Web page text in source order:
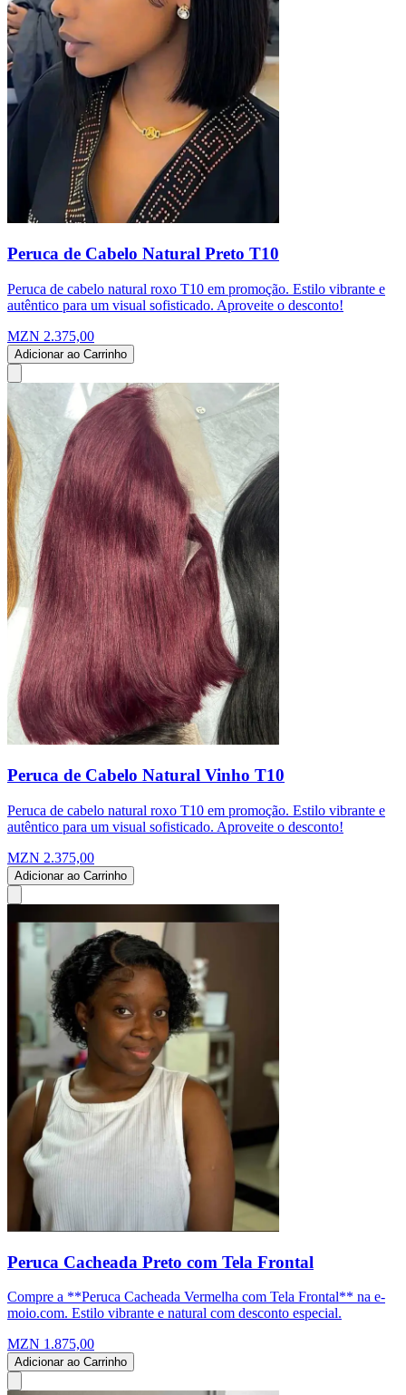
Peruca de Cabelo Natural Preto T10
Peruca de cabelo natural roxo T10 em promoção. Estilo vibrante e
autêntico para um visual sofisticado. Aproveite o desconto!
MZN 2.375,00
Adicionar ao Carrinho
Peruca de Cabelo Natural Vinho T10
Peruca de cabelo natural roxo T10 em promoção. Estilo vibrante e
autêntico para um visual sofisticado. Aproveite o desconto!
MZN 2.375,00
Adicionar ao Carrinho
Peruca Cacheada Preto com Tela Frontal
Compre a **Peruca Cacheada Vermelha com Tela Frontal** na e-
moio.com. Estilo vibrante e natural com desconto especial.
MZN 1.875,00
Adicionar ao Carrinho